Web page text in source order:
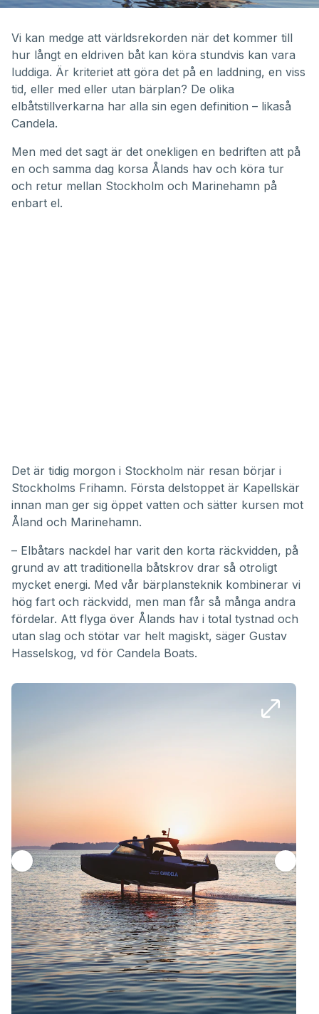
minutes,
seconds
Vi kan medge att världsrekorden när det kommer till
hur långt en eldriven båt kan köra stundvis kan vara
luddiga. Är kriteriet att göra det på en laddning, en viss
tid, eller med eller utan bärplan? De olika
elbåtstillverkarna har alla sin egen definition – likaså
Candela.
Men med det sagt är det onekligen en bedriften att på
en och samma dag korsa Ålands hav och köra tur
och retur mellan Stockholm och Marinehamn på
enbart el.
Det är tidig morgon i Stockholm när resan börjar i
Stockholms Frihamn. Första delstoppet är Kapellskär
innan man ger sig öppet vatten och sätter kursen mot
Åland och Marinehamn.
– Elbåtars nackdel har varit den korta räckvidden, på
grund av att traditionella båtskrov drar så otroligt
mycket energi. Med vår bärplansteknik kombinerar vi
hög fart och räckvidd, men man får så många andra
fördelar. Att flyga över Ålands hav i total tystnad och
utan slag och stötar var helt magiskt, säger Gustav
Hasselskog, vd för Candela Boats.